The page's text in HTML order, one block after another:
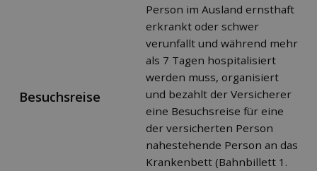
Besuchsreise
Person im Ausland ernsthaft
erkrankt oder schwer
verunfallt und während mehr
als 7 Tagen hospitalisiert
werden muss, organisiert
und bezahlt der Versicherer
eine Besuchsreise für eine
der versicherten Person
nahestehende Person an das
Krankenbett (Bahnbillett 1.